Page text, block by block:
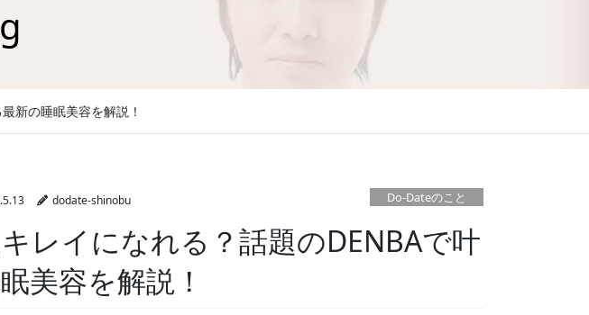
新の睡眠美容を解説！
dodate-shinobu Do-Dateのこと
レイになれる？話題のDENBAで叶
美容を解説！